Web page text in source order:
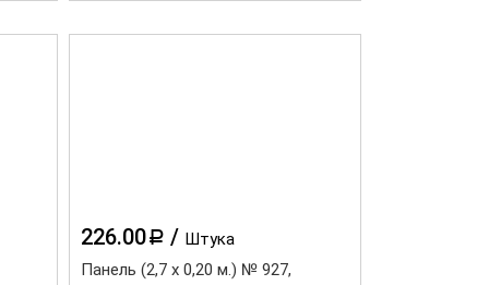
226.00a / Штука
Панель (2,7 х 0,20 м.) № 927,